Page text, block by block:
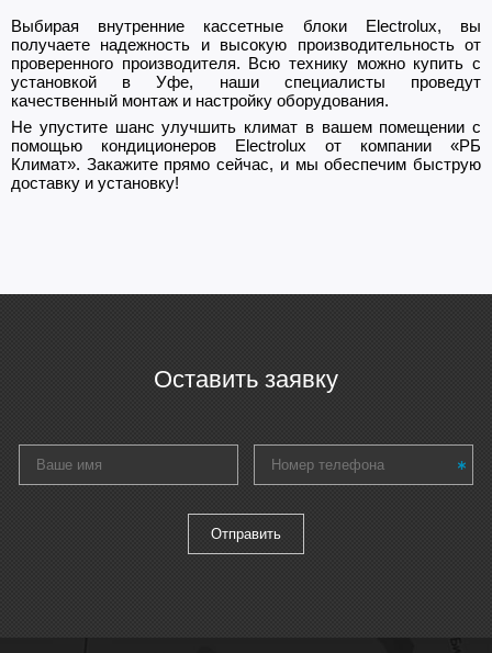
Выбирая внутренние кассетные блоки Electrolux, вы
получаете надежность и высокую производительность от
проверенного производителя. Всю технику можно купить с
установкой в Уфе, наши специалисты проведут
качественный монтаж и настройку оборудования.
Не упустите шанс улучшить климат в вашем помещении с
помощью кондиционеров Electrolux от компании «РБ
Климат». Закажите прямо сейчас, и мы обеспечим быструю
доставку и установку!
Оставить заявку